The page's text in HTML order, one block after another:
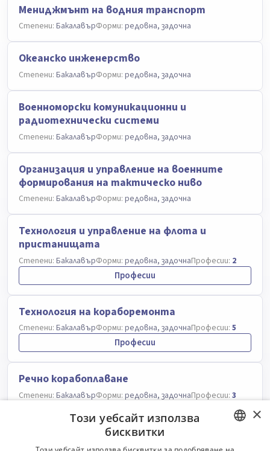
Мениджмънт на водния транспорт
Степени: БакалавърФорми: редовна, задочна
Океанско инженерство
Степени: БакалавърФорми: редовна, задочна
Военноморски комуникационни и
радиотехнически системи
Степени: БакалавърФорми: редовна, задочна
Организация и управление на военните
формирования на тактическо ниво
Степени: БакалавърФорми: редовна, задочна
Технология и управление на флота и
пристанищата
Степени: БакалавърФорми: редовна, задочнаПрофесии: 2
Професии
Технология на кораборемонта
Степени: БакалавърФорми: редовна, задочнаПрофесии: 5
Професии
Речно корабоплаване
Степени: БакалавърФорми: редовна, задочнаПрофесии: 3
Корабоводене BULGARIAN
×
Този уебсайт използва
бисквитки